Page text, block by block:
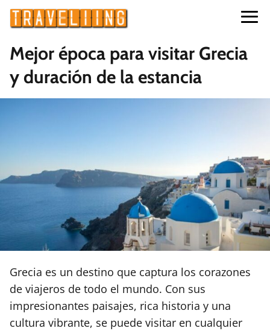
Mejor época para visitar Grecia
y duración de la estancia
Grecia es un destino que captura los corazones
de viajeros de todo el mundo. Con sus
impresionantes paisajes, rica historia y una
cultura vibrante, se puede visitar en cualquier